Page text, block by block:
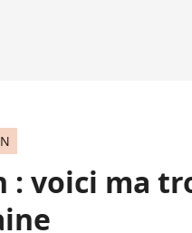
: voici ma